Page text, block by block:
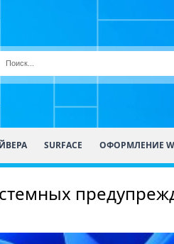
SURFACE ОФОРМЛЕНИЕ